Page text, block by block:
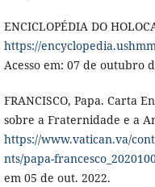
ENCICLOPÉDIA DO
https://
Acesso em: 07 de outubro
FRANCISCO, Papa. Carta
sobre a Fraternidade e a
https://www.vatican.va/
nts/papa-
em 05 de out. 2022.